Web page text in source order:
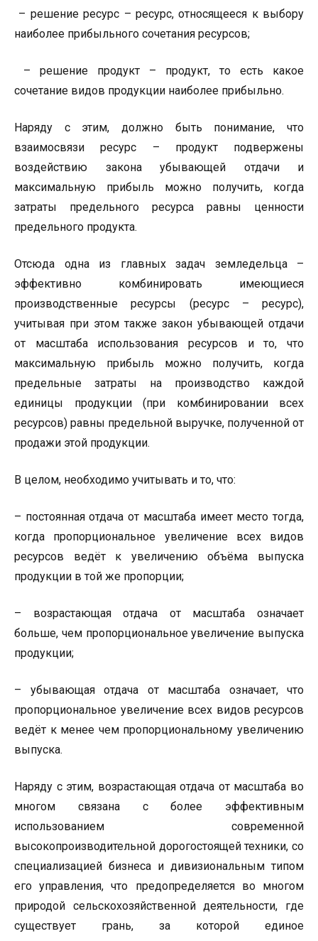
– решение ресурс – ресурс, относящееся к выбору
наиболее прибыльного сочетания ресурсов;
– решение продукт – продукт, то есть какое
сочетание видов продукции наиболее прибыльно.
Наряду с этим, должно быть понимание, что
взаимосвязи ресурс – продукт подвержены
воздействию закона убывающей отдачи и
максимальную прибыль можно получить, когда
затраты предельного ресурса равны ценности
предельного продукта.
Отсюда одна из главных задач земледельца –
эффективно комбинировать имеющиеся
производственные ресурсы (ресурс – ресурс),
учитывая при этом также закон убывающей отдачи
от масштаба использования ресурсов и то, что
максимальную прибыль можно получить, когда
предельные затраты на производство каждой
единицы продукции (при комбинировании всех
ресурсов) равны предельной выручке, полученной от
продажи этой продукции.
В целом, необходимо учитывать и то, что:
– постоянная отдача от масштаба имеет место тогда,
когда пропорциональное увеличение всех видов
ресурсов ведёт к увеличению объёма выпуска
продукции в той же пропорции;
– возрастающая отдача от масштаба означает
больше, чем пропорциональное увеличение выпуска
продукции;
– убывающая отдача от масштаба означает, что
пропорциональное увеличение всех видов ресурсов
ведёт к менее чем пропорциональному увеличению
выпуска.
Наряду с этим, возрастающая отдача от масштаба во
многом связана с более эффективным
использованием современной
высокопроизводительной дорогостоящей техники, со
специализацией бизнеса и дивизиональным типом
его управления, что предопределяется во многом
природой сельскохозяйственной деятельности, где
существует грань, за которой единое